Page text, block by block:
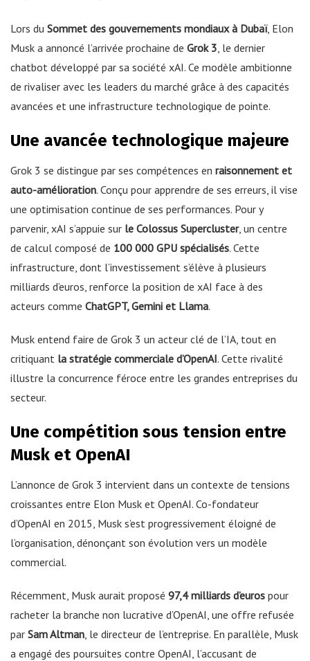
Lors du Sommet des gouvernements mondiaux à Dubaï, Elon
Musk a annoncé l’arrivée prochaine de Grok 3 , le dernier
chatbot développé par sa société xAI. Ce modèle ambitionne
de rivaliser avec les leaders du marché grâce à des capacités
avancées et une infrastructure technologique de pointe.
Une avancée technologique majeure
Grok 3 se distingue par ses compétences en raisonnement et
auto-amélioration. Conçu pour apprendre de ses erreurs, il vise
une optimisation continue de ses performances. Pour y
parvenir, xAI s’appuie sur le Colossus Supercluster, un centre
de calcul composé de 100 000 GPU spécialisés. Cette
infrastructure, dont l’investissement s’élève à plusieurs
milliards d’euros, renforce la position de xAI face à des
acteurs comme ChatGPT, Gemini et Llama.
Musk entend faire de Grok 3 un acteur clé de l’IA, tout en
critiquant la stratégie commerciale d’OpenAI. Cette rivalité
illustre la concurrence féroce entre les grandes entreprises du
secteur.
Une compétition sous tension entre
Musk et OpenAI
L’annonce de Grok 3 intervient dans un contexte de tensions
croissantes entre Elon Musk et OpenAI. Co-fondateur
d’OpenAI en 2015, Musk s’est progressivement éloigné de
l’organisation, dénonçant son évolution vers un modèle
commercial.
Récemment, Musk aurait proposé 97,4 milliards d’euros pour
racheter la branche non lucrative d’OpenAI, une offre refusée
par Sam Altman , le directeur de l’entreprise. En parallèle, Musk
a engagé des poursuites contre OpenAI, l’accusant de